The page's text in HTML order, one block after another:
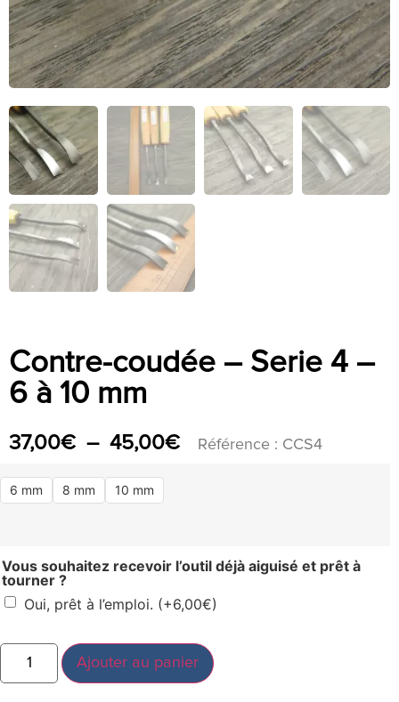
Contre-coudée – Serie 4 –
6 à 10 mm
37,00€ – 45,00€ Référence : CCS4
6 mm 8 mm 10 mm
Vous souhaitez recevoir l’outil déjà aiguisé et prêt à
tourner ?
Oui, prêt à l’emploi. (+6,00€)
Ajouter au panier